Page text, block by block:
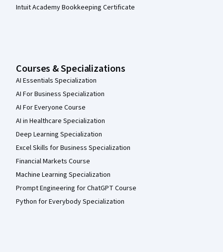
Intuit Academy Bookkeeping Certificate
Courses & Specializations
AI Essentials Specialization
AI For Business Specialization
AI For Everyone Course
AI in Healthcare Specialization
Deep Learning Specialization
Excel Skills for Business Specialization
Financial Markets Course
Machine Learning Specialization
Prompt Engineering for ChatGPT Course
Python for Everybody Specialization